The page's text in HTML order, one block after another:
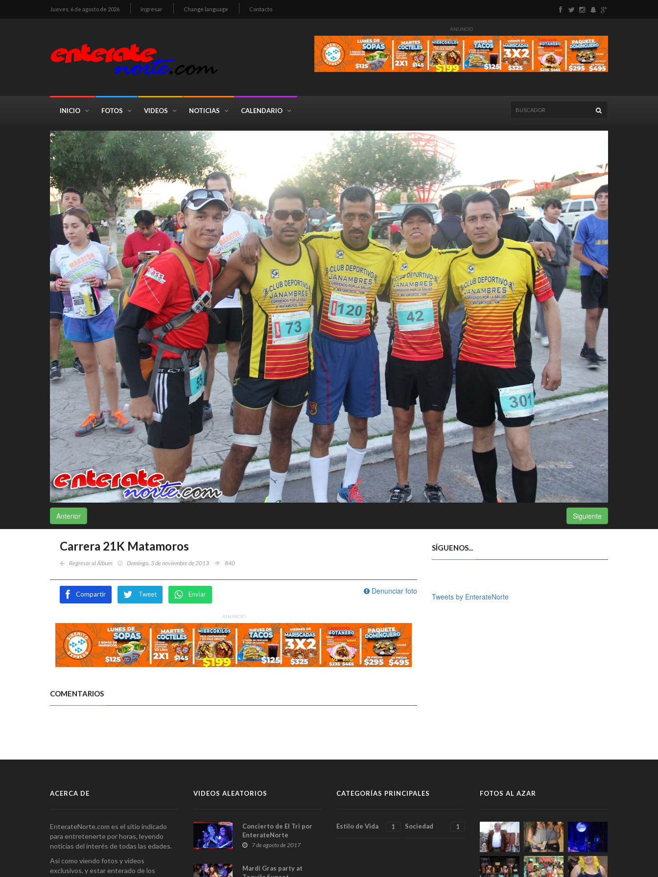
Jueves, 6 de agosto de 2026 Ingresar Change language Contacto
ANUNCIO
INICIO FOTOS VIDEOS NOTICIAS CALENDARIO
Anterior Siguiente
Carrera 21K Matamoros
Regresar al Álbum Domingo, 3 de noviembre de 2013 840
Denunciar foto
Compartir Tweet Enviar
ANUNCIO
COMENTARIOS
SÍGUENOS...
Tweets by EnterateNorte
ACERCA DE
EnterateNorte.com es el sitio indicado
para entretenerte por horas, leyendo
noticias del interés de todas las edades.
Así como viendo fotos y videos
exclusivos, y estar enterado de los
VIDEOS ALEATORIOS
Concierto de El Tri por
EnterateNorte
7 de agosto de 2017
Mardi Gras party at
CATEGORÍAS PRINCIPALES
Estilo de Vida 1 Sociedad 1
FOTOS AL AZAR